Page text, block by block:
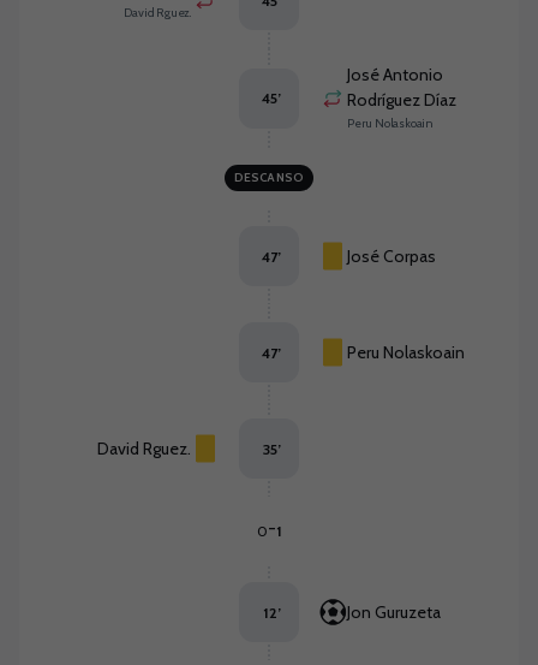
David Rguez.
José Antonio
Rodríguez Díaz
Peru Nolaskoain
45’
DESCANSO
José Corpas
47’
Peru Nolaskoain
47’
David Rguez. 35’
0-1
Jon Guruzeta
12’